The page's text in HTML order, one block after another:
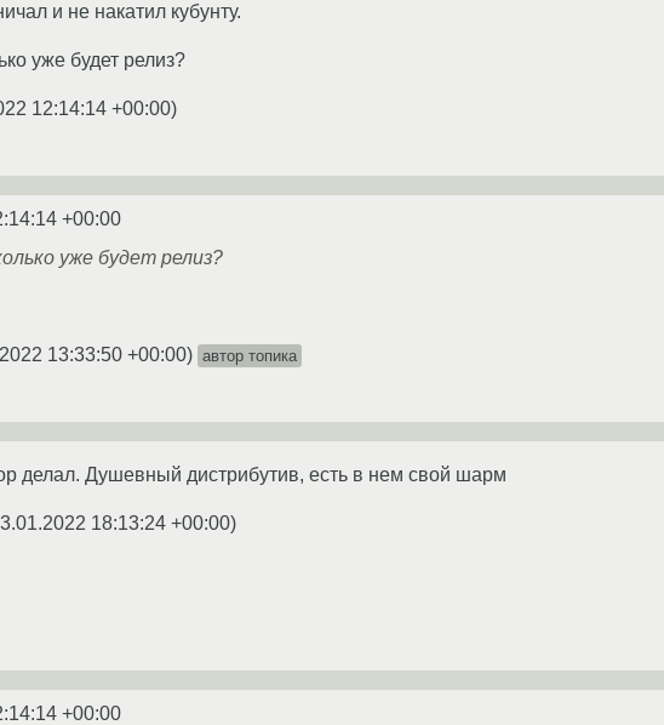
и не накатил кубунту.
уже будет релиз?
12:14:14 +00:00)
+00:00
уже будет релиз?
13:33:50 +00:00) автор топика
делал. Душевный дистрибутив, есть в нем свой шарм
18:13:24 +00:00)
+00:00